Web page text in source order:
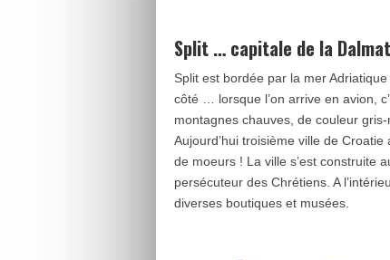
Split … capitale de la
Split est bordée par la mer
côté … lorsque l’on arrive en avion,
montagnes chauves, de couleur
Aujourd’hui troisième ville de
de moeurs ! La ville s’est construite
persécuteur des Chrétiens. A
diverses boutiques et musées.